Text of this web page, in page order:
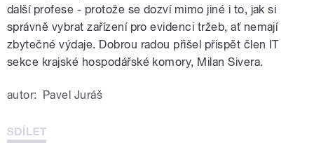
další profese - protože se dozví mimo jiné i to, jak si
správně vybrat zařízení pro evidenci tržeb, ať nemají
zbytečné výdaje. Dobrou radou přišel přispět člen IT
sekce krajské hospodářské komory, Milan Sivera.
autor: Pavel Juráš